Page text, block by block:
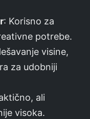
: Korisno za
potrebe.
visine,
za udobniji
ali
visoka.